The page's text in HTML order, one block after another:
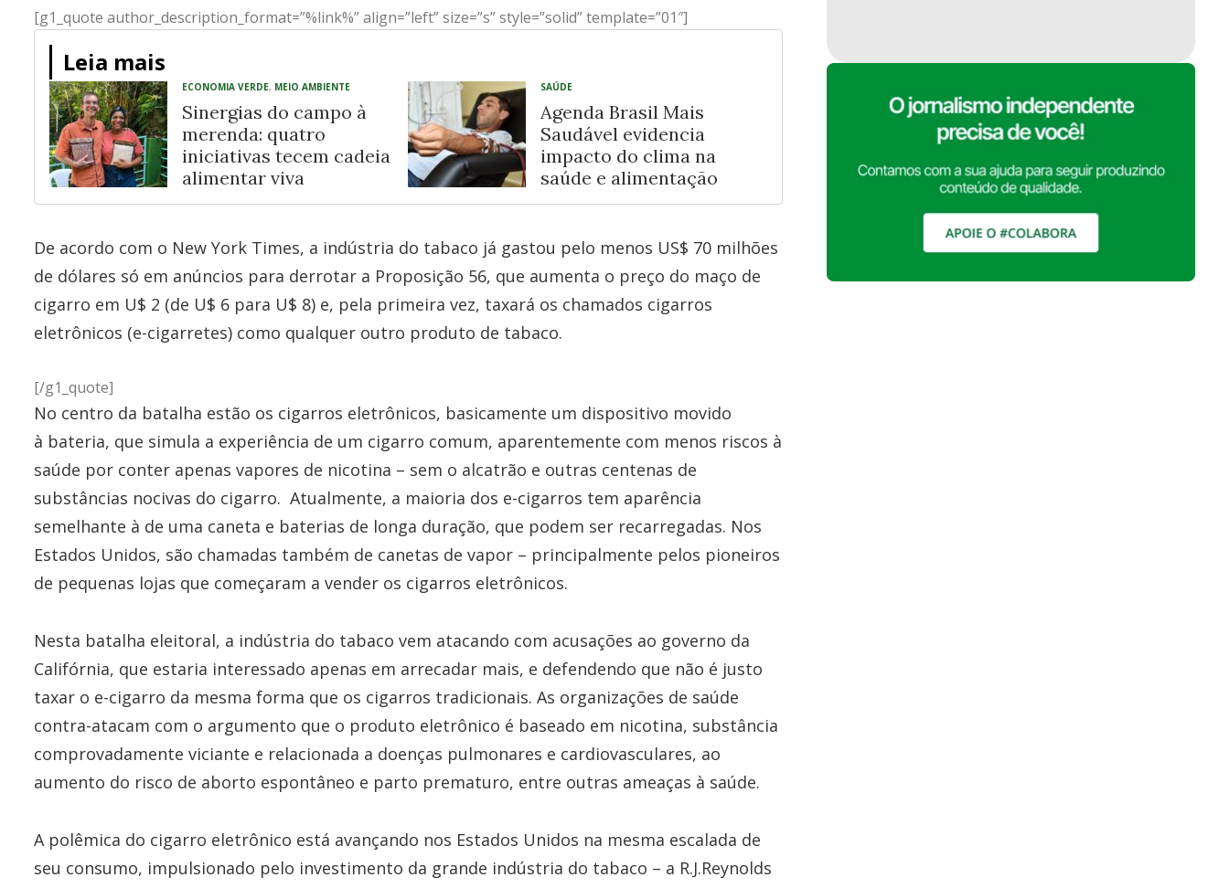
[g1_quote author_description_format=”%link%” align=”left” size=”s” style=”solid” template=”01″]
Leia mais
ECONOMIA VERDE, MEIO AMBIENTE
Sinergias do campo à
merenda: quatro
iniciativas tecem cadeia
alimentar viva
SAÚDE
Agenda Brasil Mais
Saudável evidencia
impacto do clima na
saúde e alimentação
De acordo com o New York Times, a indústria do tabaco já gastou pelo menos US$ 70 milhões
de dólares só em anúncios para derrotar a Proposição 56, que aumenta o preço do maço de
cigarro em U$ 2 (de U$ 6 para U$ 8) e, pela primeira vez, taxará os chamados cigarros
eletrônicos (e-cigarretes) como qualquer outro produto de tabaco.
[/g1_quote]
No centro da batalha estão os cigarros eletrônicos, basicamente um dispositivo movido
à bateria, que simula a experiência de um cigarro comum, aparentemente com menos riscos à
saúde por conter apenas vapores de nicotina – sem o alcatrão e outras centenas de
substâncias nocivas do cigarro. Atualmente, a maioria dos e-cigarros tem aparência
semelhante à de uma caneta e baterias de longa duração, que podem ser recarregadas. Nos
Estados Unidos, são chamadas também de canetas de vapor – principalmente pelos pioneiros
de pequenas lojas que começaram a vender os cigarros eletrônicos.
Nesta batalha eleitoral, a indústria do tabaco vem atacando com acusações ao governo da
Califórnia, que estaria interessado apenas em arrecadar mais, e defendendo que não é justo
taxar o e-cigarro da mesma forma que os cigarros tradicionais. As organizações de saúde
contra-atacam com o argumento que o produto eletrônico é baseado em nicotina, substância
comprovadamente viciante e relacionada a doenças pulmonares e cardiovasculares, ao
aumento do risco de aborto espontâneo e parto prematuro, entre outras ameaças à saúde.
A polêmica do cigarro eletrônico está avançando nos Estados Unidos na mesma escalada de
seu consumo, impulsionado pelo investimento da grande indústria do tabaco – a R.J.Reynolds